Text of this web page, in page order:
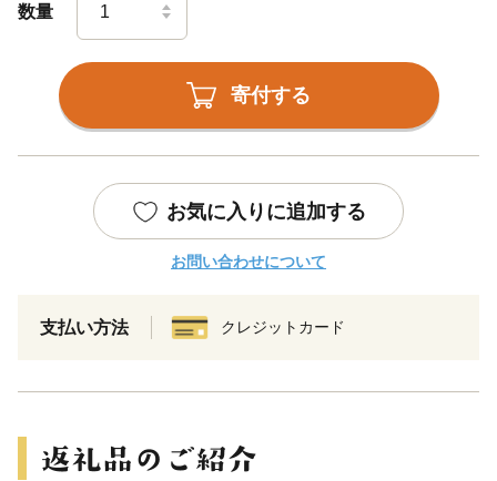
数量
寄付する
お気に入りに追加する
お問い合わせについて
支払い方法 クレジットカード